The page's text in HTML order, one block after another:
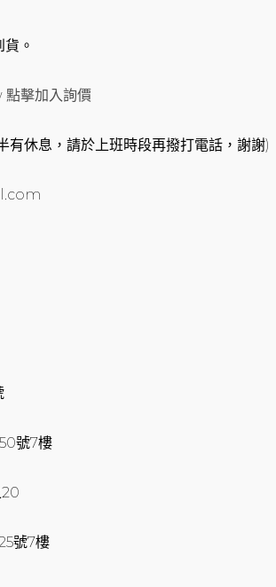
。
點擊加入詢價
有休息，請於上班時段再撥打電話，謝謝)
號7樓
20
號7樓